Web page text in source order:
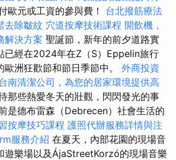
歐元或工資的參與費！ 台北撥筋療法
去除皺紋 穴道按摩技術課程 開飲機，
解決方案 聖誕節，新年的前夕道路實
已經在2024年在Z（S）Eppelin旅行
洲狂歡節和節日季節中。 外商投資
南清潔公司，為您的居家環境提供高
那些熱愛冬天的壯觀，閃閃發光的事
是德布雷森（Debrecen）社會生活的
按摩技巧課程 護照代辦服務詳情與注
服務介紹 在夏天，內部花園的現場音
遊樂場以及ÁjaStreetKorzó的現場音樂